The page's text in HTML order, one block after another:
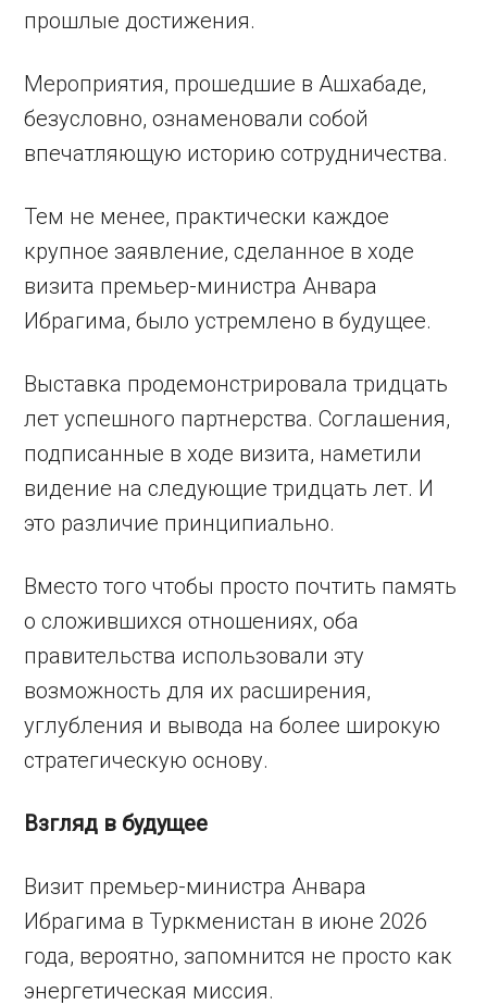
прошлые достижения.
Мероприятия, прошедшие в Ашхабаде,
безусловно, ознаменовали собой
впечатляющую историю сотрудничества.
Тем не менее, практически каждое
крупное заявление, сделанное в ходе
визита премьер-министра Анвара
Ибрагима, было устремлено в будущее.
Выставка продемонстрировала тридцать
лет успешного партнерства. Соглашения,
подписанные в ходе визита, наметили
видение на следующие тридцать лет. И
это различие принципиально.
Вместо того чтобы просто почтить память
о сложившихся отношениях, оба
правительства использовали эту
возможность для их расширения,
углубления и вывода на более широкую
стратегическую основу.
Взгляд в будущее
Визит премьер-министра Анвара
Ибрагима в Туркменистан в июне 2026
года, вероятно, запомнится не просто как
энергетическая миссия.